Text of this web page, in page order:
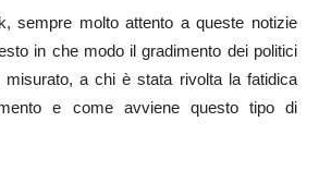
sempre molto attento a queste notizie
in che modo il gradimento dei politici
misurato, a chi è stata rivolta la fatidica
e come avviene questo tipo di